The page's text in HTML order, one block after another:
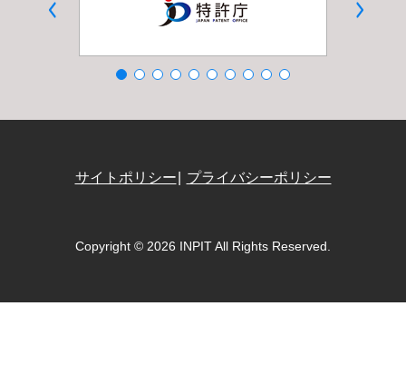
サイトポリシー プライバシーポリシー
Copyright © 2026 INPIT All Rights Reserved.